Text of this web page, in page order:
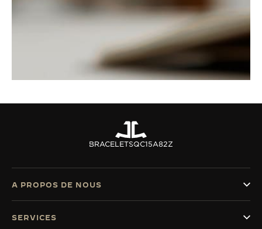
BRACELETSQC15A82Z
A PROPOS DE NOUS
SERVICES